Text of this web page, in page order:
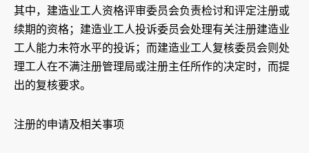
其中，建造业工人资格评审委员会负责检讨和评定注册或
续期的资格；建造业工人投诉委员会处理有关注册建造业
工人能力未符水平的投诉；而建造业工人复核委员会则处
理工人在不满注册管理局或注册主任所作的决定时，而提
出的复核要求。
注册的申请及相关事项